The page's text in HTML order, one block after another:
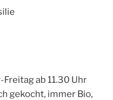
ab 11.30 Uhr
gekocht, immer Bio,